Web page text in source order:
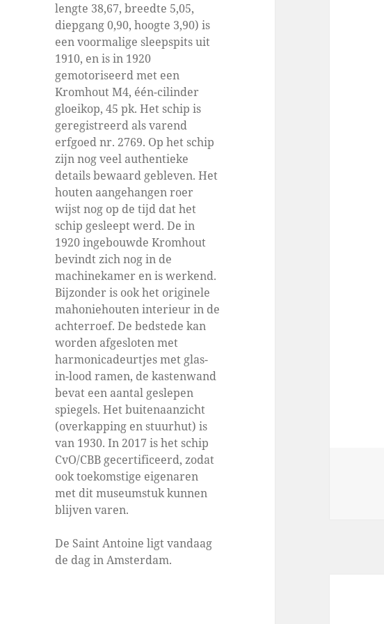
lengte 38,67, breedte 5,05,
diepgang 0,90, hoogte 3,90) is
een voormalige sleepspits uit
1910, en is in 1920
gemotoriseerd met een
Kromhout M4, één-cilinder
gloeikop, 45 pk. Het schip is
geregistreerd als varend
erfgoed nr. 2769. Op het schip
zijn nog veel authentieke
details bewaard gebleven. Het
houten aangehangen roer
wijst nog op de tijd dat het
schip gesleept werd. De in
1920 ingebouwde Kromhout
bevindt zich nog in de
machinekamer en is werkend.
Bijzonder is ook het originele
mahoniehouten interieur in de
achterroef. De bedstede kan
worden afgesloten met
harmonicadeurtjes met glas-
in-lood ramen, de kastenwand
bevat een aantal geslepen
spiegels. Het buitenaanzicht
(overkapping en stuurhut) is
van 1930. In 2017 is het schip
CvO/CBB gecertificeerd, zodat
ook toekomstige eigenaren
met dit museumstuk kunnen
blijven varen.
De Saint Antoine ligt vandaag
de dag in Amsterdam.